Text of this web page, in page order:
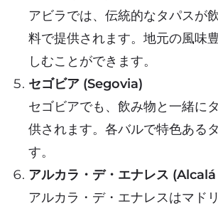
アビラでは、伝統的なタパスが
料で提供されます。地元の風味
しむことができます。
セゴビア (Segovia)
セゴビアでも、飲み物と一緒に
供されます。各バルで特色ある
す。
アルカラ・デ・エナレス
アルカラ・デ・エナレスはマド